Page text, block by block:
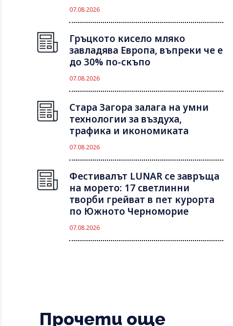
07.08.2026
Гръцкото кисело мляко
завладява Европа, въпреки че е
до 30% по-скъпо
07.08.2026
Стара Загора залага на умни
технологии за въздуха,
трафика и икономиката
07.08.2026
Фестивалът LUNAR се завръща
на морето: 17 светлинни
творби грейват в пет курорта
по Южното Черноморие
07.08.2026
Прочети още